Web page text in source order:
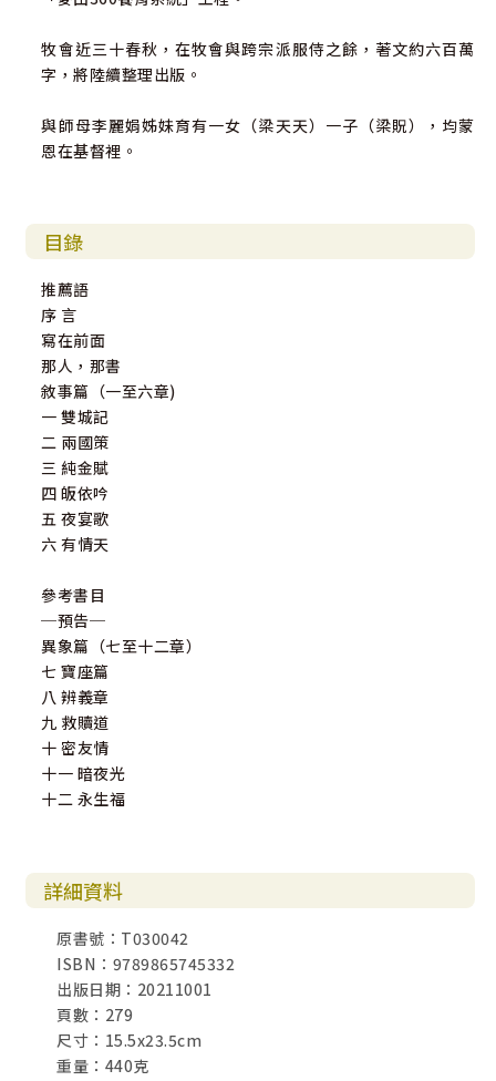
牧會近三十春秋，在牧會與跨宗派服侍之餘，著文約六百萬
字，將陸續整理出版。
與師母李麗娟姊妹育有一女（梁天天）一子（梁貺），均蒙
恩在基督裡。
目錄
推薦語
序 言
寫在前面
那人，那書
敘事篇（一至六章)
一 雙城記
二 兩國策
三 純金賦
四 皈依吟
五 夜宴歌
六 有情天
參考書目
─預告─
異象篇（七至十二章）
七 寶座篇
八 辨義章
九 救贖道
十 密友情
十一 暗夜光
十二 永生福
詳細資料
原書號：T030042
ISBN：9789865745332
出版日期：20211001
頁數：279
尺寸：15.5x23.5cm
重量：440克